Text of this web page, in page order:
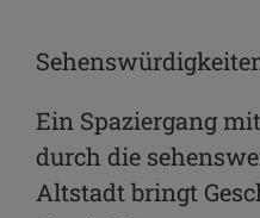
WhatsApp
Link kopieren
E-Mail
Ein Spaziergang
durch die
Altstadt bringt